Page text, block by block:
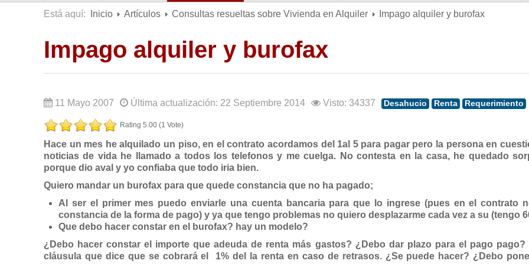
Está aquí: Inicio Artículos Consultas resueltas sobre Vivienda en Alquiler Impago alquiler y burofax
Impago alquiler y burofax
11 Mayo 2007 Última actualización: 22 Septiembre 2014 Visto: 34337 Desahucio Renta Requerimiento
Rating 5.00 (1 Vote)
Hace un mes he alquilado un piso, en el contrato acordamos del 1al 5 para pagar pero la persona en
noticias de vida he llamado a todos los telefonos y me cuelga. No contesta en la casa, he quedado
porque dio aval y yo confiaba que todo iria bien.
Quiero mandar un burofax para que quede constancia que no ha pagado;
Al ser el primer mes puedo enviarle una cuenta bancaria para que lo ingrese (pues en el contrato
constancia de la forma de pago) y ya que tengo problemas no quiero desplazarme cada vez a su (tengo
Que debo hacer constar en el burofax? hay un modelo?
¿Debo hacer constar el importe que adeuda de renta más gastos? ¿Debo dar plazo para el pago pago?
cláusula que dice que se cobrará el 1% del la renta en caso de retrasos. ¿Se puede hacer? ¿Debo